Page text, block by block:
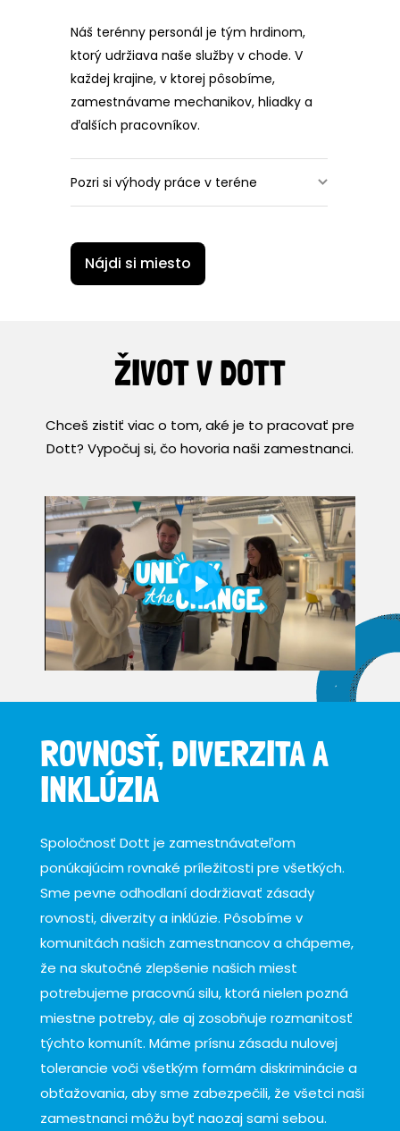
Náš terénny personál je tým hrdinom,
ktorý udržiava naše služby v chode. V
každej krajine, v ktorej pôsobíme,
zamestnávame mechanikov, hliadky a
ďalších pracovníkov.
Pozri si výhody práce v teréne
🗞 Bulletin s novinkami o spoločnosti
🧘 Aktivity zamerané na zdravotnú a
psychickú pohodu
🏞️ Sabatikal
* Výhody sa líšia v závislosti od krajiny a
Nájdi si miesto
ŽIVOT V DOTT
Chceš zistiť viac o tom, aké je to pracovať pre
Dott? Vypočuj si, čo hovoria naši zamestnanci.
Play
ROVNOSŤ, DIVERZITA A
INKLÚZIA
Spoločnosť Dott je zamestnávateľom
ponúkajúcim rovnaké príležitosti pre všetkých.
Sme pevne odhodlaní dodržiavať zásady
rovnosti, diverzity a inklúzie. Pôsobíme v
komunitách našich zamestnancov a chápeme,
že na skutočné zlepšenie našich miest
potrebujeme pracovnú silu, ktorá nielen pozná
miestne potreby, ale aj zosobňuje rozmanitosť
týchto komunít. Máme prísnu zásadu nulovej
tolerancie voči všetkým formám diskriminácie a
obťažovania, aby sme zabezpečili, že všetci naši
zamestnanci môžu byť naozaj sami sebou.